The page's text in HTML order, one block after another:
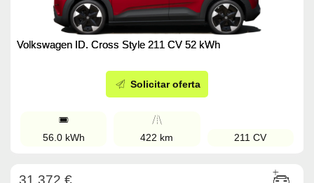
Volkswagen ID. Cross Style 211 CV 52 kWh
Solicitar oferta
56.0 kWh 422 km 211 CV
31.372 €